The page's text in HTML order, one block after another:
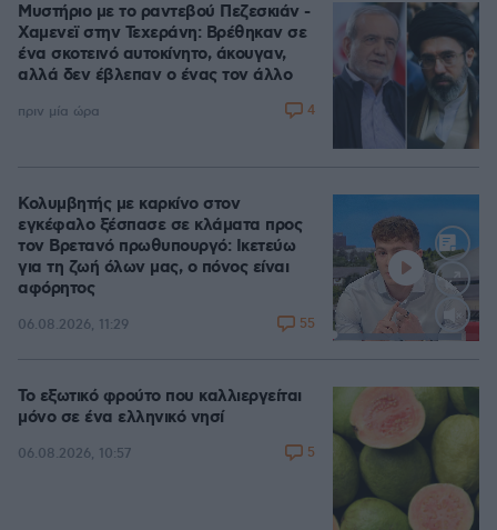
Μυστήριο με το ραντεβού Πεζεσκιάν -
Χαμενεϊ στην Τεχεράνη: Βρέθηκαν σε
ένα σκοτεινό αυτοκίνητο, άκουγαν,
αλλά δεν έβλεπαν ο ένας τον άλλο
πριν μία ώρα 4
Loaded
Κολυμβητής με καρκίνο στον
εγκέφαλο ξέσπασε σε κλάματα προς
τον Βρετανό πρωθυπουργό: Ικετεύω
για τη ζωή όλων μας, ο πόνος είναι
αφόρητος
06.08.2026, 11:29 55
Το εξωτικό φρούτο που καλλιεργείται
μόνο σε ένα ελληνικό νησί
06.08.2026, 10:57 5